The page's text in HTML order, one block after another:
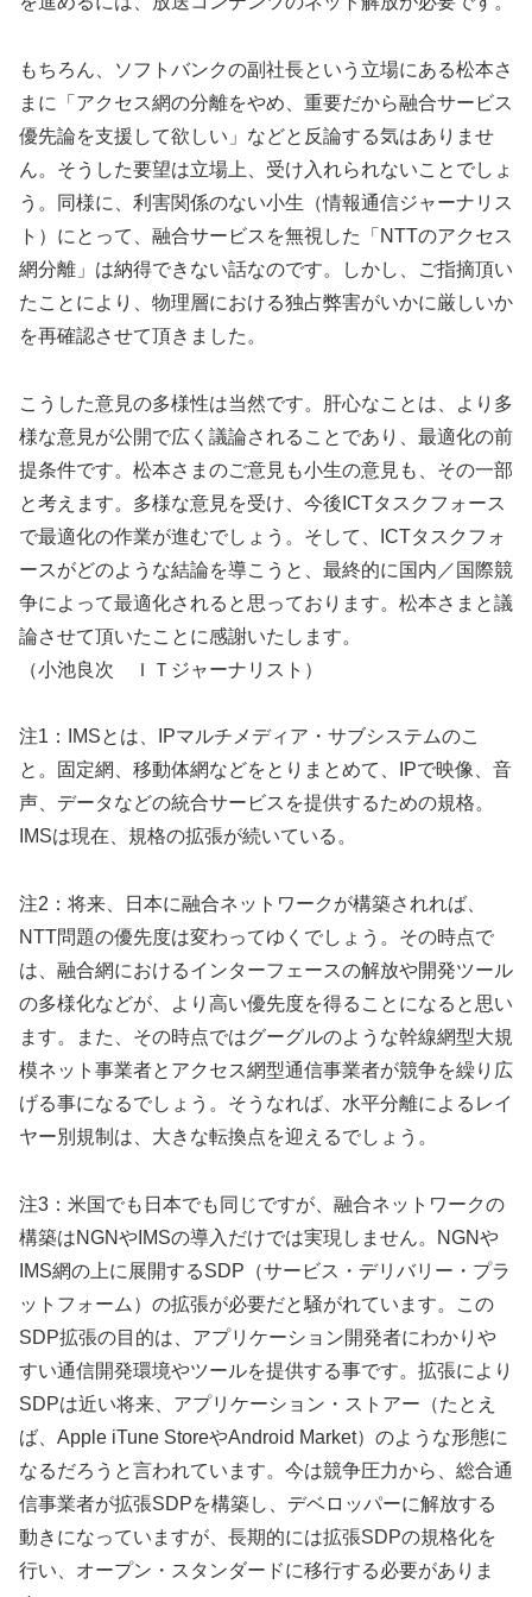
もちろん、ソフトバンクの副社長という立場にある松本さ
まに「アクセス網の分離をやめ、重要だから融合サービス
優先論を支援して欲しい」などと反論する気はありませ
ん。そうした要望は立場上、受け入れられないことでしょ
う。同様に、利害関係のない小生（情報通信ジャーナリス
ト）にとって、融合サービスを無視した「NTTのアクセス
網分離」は納得できない話なのです。しかし、ご指摘頂い
たことにより、物理層における独占弊害がいかに厳しいか
を再確認させて頂きました。
こうした意見の多様性は当然です。肝心なことは、より多
様な意見が公開で広く議論されることであり、最適化の前
提条件です。松本さまのご意見も小生の意見も、その一部
と考えます。多様な意見を受け、今後ICTタスクフォース
で最適化の作業が進むでしょう。そして、ICTタスクフォ
ースがどのような結論を導こうと、最終的に国内／国際競
争によって最適化されると思っております。松本さまと議
論させて頂いたことに感謝いたします。
（小池良次 ＩＴジャーナリスト）
注1：IMSとは、IPマルチメディア・サブシステムのこ
と。固定網、移動体網などをとりまとめて、IPで映像、音
声、データなどの統合サービスを提供するための規格。
IMSは現在、規格の拡張が続いている。
注2：将来、日本に融合ネットワークが構築されれば、
NTT問題の優先度は変わってゆくでしょう。その時点で
は、融合網におけるインターフェースの解放や開発ツール
の多様化などが、より高い優先度を得ることになると思い
ます。また、その時点ではグーグルのような幹線網型大規
模ネット事業者とアクセス網型通信事業者が競争を繰り広
げる事になるでしょう。そうなれば、水平分離によるレイ
ヤー別規制は、大きな転換点を迎えるでしょう。
注3：米国でも日本でも同じですが、融合ネットワークの
構築はNGNやIMSの導入だけでは実現しません。NGNや
IMS網の上に展開するSDP（サービス・デリバリー・プラ
ットフォーム）の拡張が必要だと騒がれています。この
SDP拡張の目的は、アプリケーション開発者にわかりや
すい通信開発環境やツールを提供する事です。拡張により
SDPは近い将来、アプリケーション・ストアー（たとえ
ば、Apple iTune StoreやAndroid Market）のような形態に
なるだろうと言われています。今は競争圧力から、総合通
信事業者が拡張SDPを構築し、デベロッパーに解放する
動きになっていますが、長期的には拡張SDPの規格化を
行い、オープン・スタンダードに移行する必要がありま